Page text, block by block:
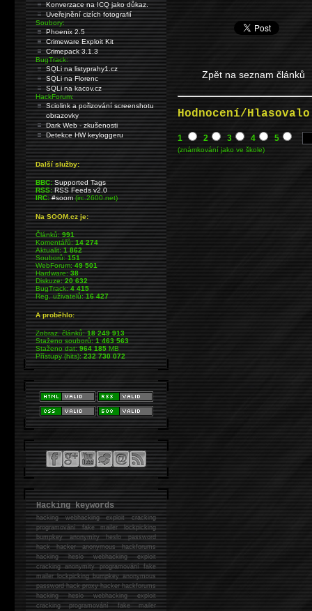
Zpět na seznam článků
Hodnocení/
1 2 3 4 5
(známkování jako ve škole)
Konverzace na ICQ jako důkaz.
Uveřejnění cizích fotografií
Soubory:
Phoenix 2.5
Crimeware Exploit Kit
Crimepack 3.1.3
BugTrack:
SQLi na listyprahy1.cz
SQLi na Florenc
SQLi na kacov.cz
HackForum:
Sciolink a pořizování screenshotu
obrazovky
Dark Web - zkušenosti
Detekce HW keyloggeru
Další služby:
BBC: Supported Tags
RSS: RSS Feeds v2.0
IRC: #soom(irc.2600.net)
Na SOOM.cz je:
Článků:991
Komentářů:14 274
Aktualit:1 862
Souborů:151
WebForum:49 501
Hardware:38
Diskuze:20 632
BugTrack:4 415
Reg. uživatelů:16 427
A proběhlo:
Zobraz. článků:18 249 913
Staženo souborů:1 463 563
Staženo dat:964 185MB
Přístupy (hits):232 730 072
Hacking keywords
hackingwebhacking exploit cracking
programování fake mailer lockpicking
bumpkey anonymity heslo password
hackhacker anonymous hackforums
hackingheslo webhacking exploit
cracking anonymity programování fake
mailer lockpicking bumpkey anonymous
password hack proxy hacker hackforums
hacking heslo webhacking exploit
cracking programování fake mailer